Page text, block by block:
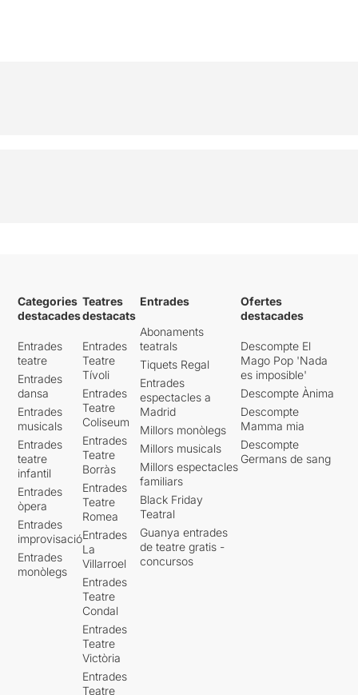
Categories
destacades
Entrades
teatre
Entrades
dansa
Entrades
musicals
Entrades
teatre
infantil
Entrades
òpera
Entrades
improvisació
Entrades
monòlegs
Teatres
destacats
Entrades
Teatre
Tívoli
Entrades
Teatre
Coliseum
Entrades
Teatre
Borràs
Entrades
Teatre
Romea
Entrades
La
Villarroel
Entrades
Teatre
Condal
Entrades
Teatre
Victòria
Entrades
Teatre
Entrades
Abonaments
teatrals
Tiquets Regal
Entrades
espectacles a
Madrid
Millors monòlegs
Millors musicals
Millors espectacles
familiars
Black Friday
Teatral
Guanya entrades
de teatre gratis -
concursos
Ofertes
destacades
Descompte El
Mago Pop 'Nada
es imposible'
Descompte Ànima
Descompte
Mamma mia
Descompte
Germans de sang